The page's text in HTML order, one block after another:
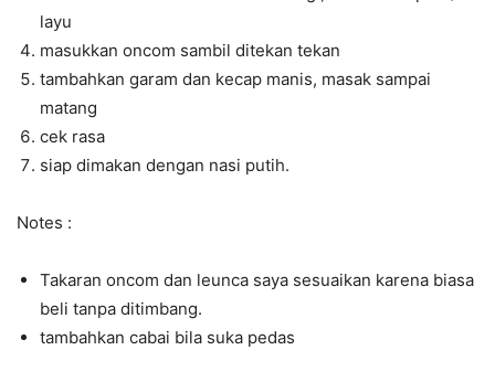
layu
masukkan oncom sambil ditekan tekan
tambahkan garam dan kecap manis, masak sampai
matang
cek rasa
siap dimakan dengan nasi putih.
Notes :
Takaran oncom dan leunca saya sesuaikan karena biasa
beli tanpa ditimbang.
tambahkan cabai bila suka pedas